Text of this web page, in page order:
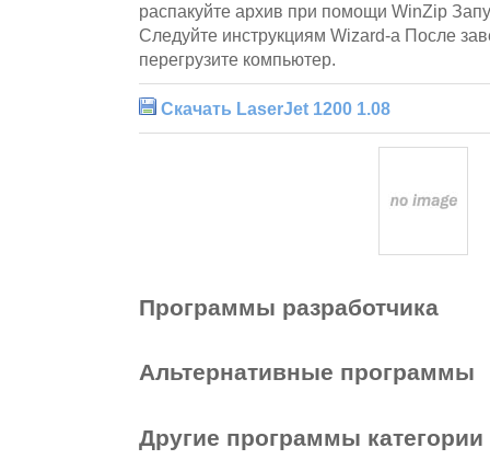
распакуйте архив при помощи WinZip
Следуйте инструкциям Wizard-а После
перегрузите компьютер.
Скачать LaserJet 1200 1.08
Программы разработчика
Альтернативные программы
Другие программы категории